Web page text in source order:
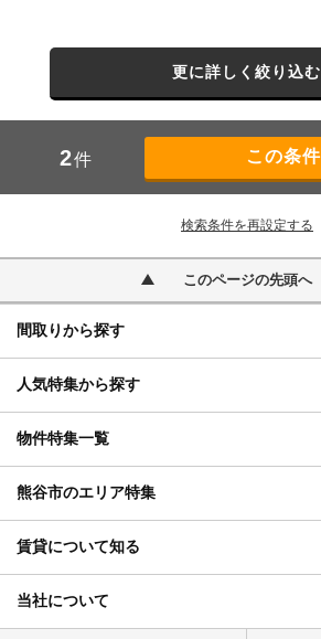
更に詳しく絞り込む
2件
検索条件を再設定する
このページの先頭へ
間取りから探す
人気特集から探す
物件特集一覧
熊谷市のエリア特集
賃貸について知る
当社について